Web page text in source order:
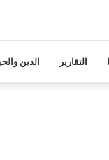
التقارير الدين